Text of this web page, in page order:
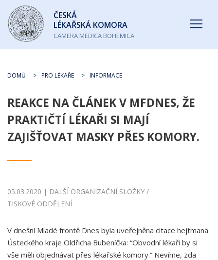
Česká
lékařská
komora
ČESKÁ
LÉKAŘSKÁ KOMORA
CAMERA MEDICA BOHEMICA
DOMŮ PRO LÉKAŘE INFORMACE
REAKCE NA ČLÁNEK V MFDNES, ŽE
PRAKTIČTÍ LÉKAŘI SI MAJÍ
ZAJIŠŤOVAT MASKY PŘES KOMORY.
05.03.2020 | DALŠÍ ORGANIZAČNÍ SLOŽKY /
TISKOVÉ ODDĚLENÍ
V dnešní Mladé frontě Dnes byla uveřejněna citace hejtmana
Ústeckého kraje Oldřicha Bubeníčka: “Obvodní lékaři by si
vše měli objednávat přes lékařské komory.” Nevíme, zda